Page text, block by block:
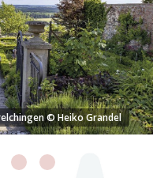
Die Kapelle